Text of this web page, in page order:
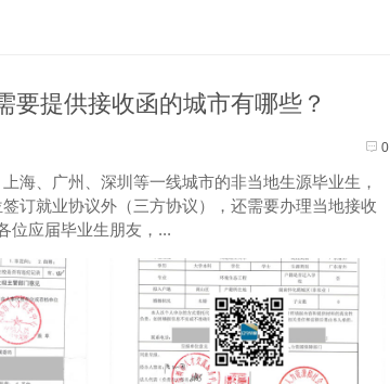
要提供接收函的城市有哪些？
0
海、广州、深圳等一线城市的非当地生源毕业生，
订就业协议外（三方协议），还需要办理当地接收
位应届毕业生朋友，...